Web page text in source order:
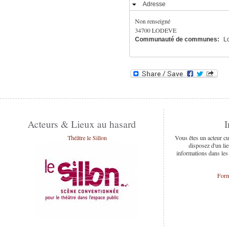
Masquer
Adresse
Non renseigné
34700LODEVE
Communauté de communes:
Acteurs & Lieux au hasard
Théâtre le Sillon
Vous êtes un acteur
disposez d'un
informations dans